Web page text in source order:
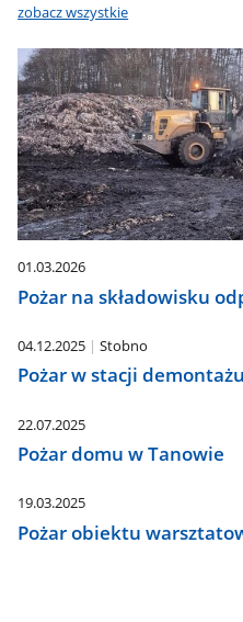
zobacz wszystkie
01.03.2026
Pożar na składowisku
04.12.2025 Stobno
Pożar w stacji
22.07.2025
Pożar domu w Tanowie
19.03.2025
Pożar obiektu